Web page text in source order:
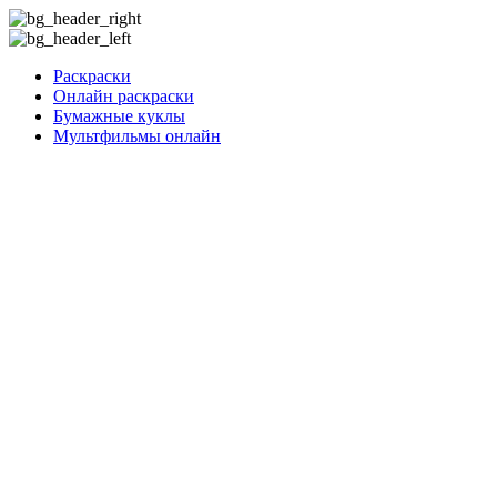
Раскраски
Онлайн раскраски
Бумажные куклы
Мультфильмы онлайн